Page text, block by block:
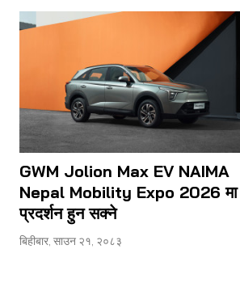
GWM Jolion Max EV NAIMA
Nepal Mobility Expo 2026 मा
प्रदर्शन हुन सक्ने
बिहीबार, साउन २१, २०८३